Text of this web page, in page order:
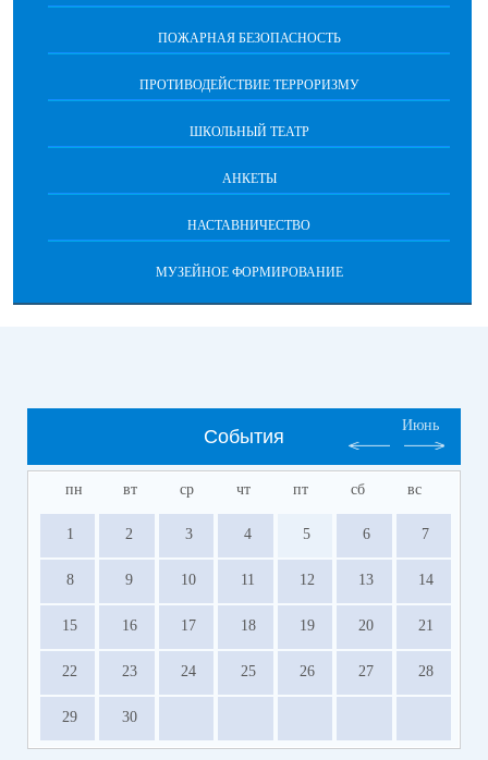
ПОЖАРНАЯ БЕЗОПАСНОСТЬ
ПРОТИВОДЕЙСТВИЕ ТЕРРОРИЗМУ
ШКОЛЬНЫЙ ТЕАТР
АНКЕТЫ
НАСТАВНИЧЕСТВО
МУЗЕЙНОЕ ФОРМИРОВАНИЕ
События
Июнь
пн вт ср чт пт сб вс
1 2 3 4 5 6 7
8 9 10 11 12 13 14
15 16 17 18 19 20 21
22 23 24 25 26 27 28
29 30